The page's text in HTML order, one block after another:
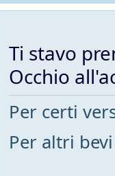
Ti stavo
Occhio
Per certi
Per altri bevi